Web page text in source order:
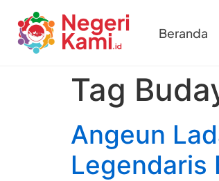
Beranda
Tag
Angeun
Legendaris